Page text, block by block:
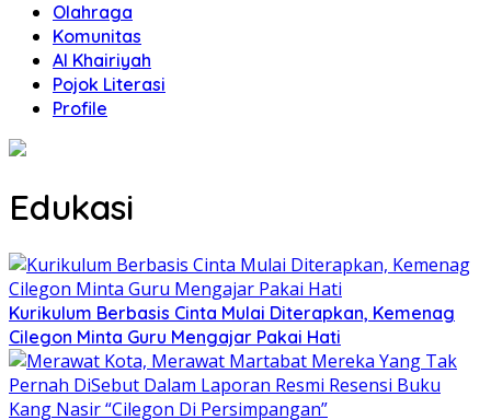
Olahraga
Komunitas
Al Khairiyah
Pojok Literasi
Profile
Edukasi
Kurikulum Berbasis Cinta Mulai Diterapkan, Kemenag
Cilegon Minta Guru Mengajar Pakai Hati